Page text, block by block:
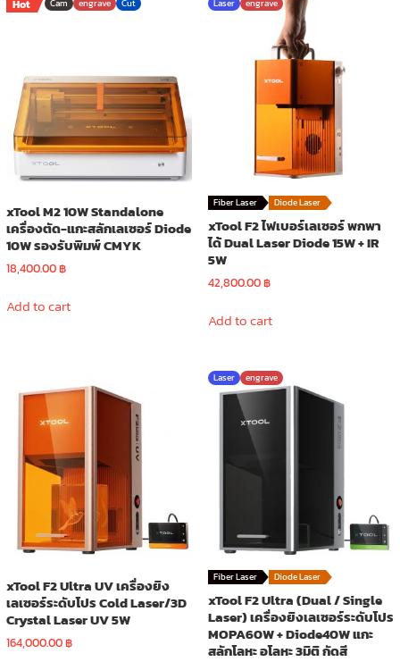
Hot Cam engrave Cut
xTool M2 10W Standalone
เครื่องตัด-แกะสลักเลเซอร์ Diode
10W รองรับพิมพ์ CMYK
18,400.00฿
Add to cart
Laser engrave
Fiber Laser Diode Laser
xTool F2 ไฟเบอร์เลเซอร์ พกพา
ได้ Dual Laser Diode 15W + IR
5W
42,800.00฿
Add to cart
xTool F2 Ultra UV เครื่องยิง
เลเซอร์ระดับโปร Cold Laser/3D
Crystal Laser UV 5W
164,000.00฿
Laser engrave
Fiber Laser Diode Laser
xTool F2 Ultra (Dual / Single
Laser) เครื่องยิงเลเซอร์ระดับโปร
MOPA60W + Diode40W แกะ
สลักโลหะ อโลหะ 3มิติ กัดสี